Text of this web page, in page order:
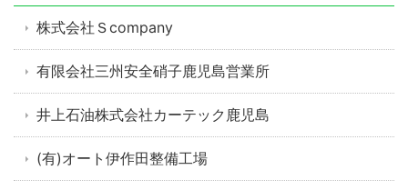
株式会社Ｓcompany
有限会社三州安全硝子鹿児島営業所
井上石油株式会社カーテック鹿児島
(有)オート伊作田整備工場